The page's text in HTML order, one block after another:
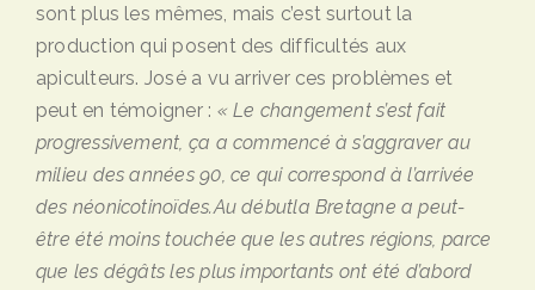
sont plus les mêmes, mais c’est surtout la
production qui posent des difficultés aux
apiculteurs. José a vu arriver ces problèmes et
peut en témoigner : « Le changement s’est fait
progressivement, ça a commencé às’aggraver au
milieu des années 90, ce quicorrespondàl’arrivée
des néonicotinoïdes.Au débutla Bretagne a peut-
être été moins touchée que les autres régions, parce
que les dégâts les plus importants ont été d’abord